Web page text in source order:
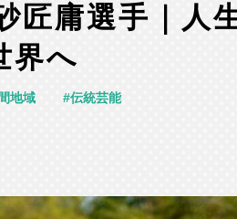
匠庸選手｜人
界へ
地域 伝統芸能